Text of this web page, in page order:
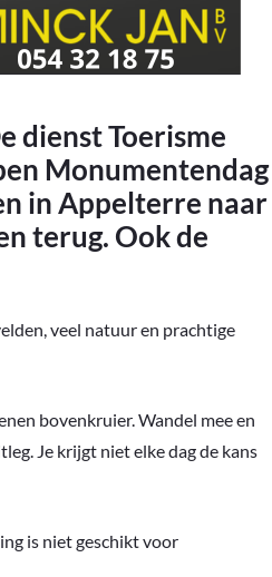
dienst Toerisme
Monumentendag
in Appelterre naar
terug. Ook de
veel natuur en prachtige
bovenkruier. Wandel mee en
Je krijgt niet elke dag de kans
is niet geschikt voor